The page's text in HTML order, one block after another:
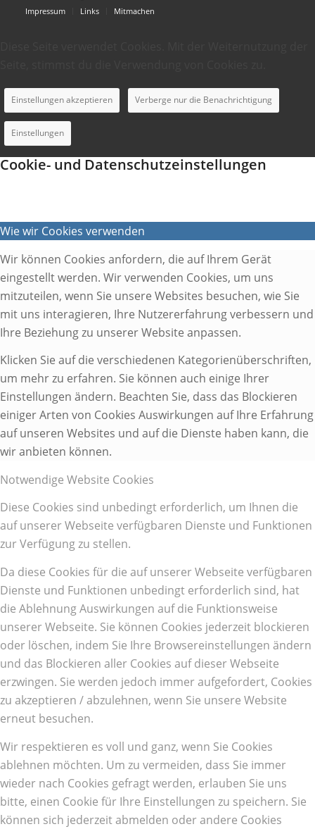
Impressum
Links Mitmachen
Einstellungen akzeptieren Verberge nur die Benachrichtigung
Einstellungen
Cookie- und Datenschutzeinstellungen
Wie wir Cookies verwenden
Wir können Cookies anfordern, die auf Ihrem Gerät
eingestellt werden. Wir verwenden Cookies, um uns
mitzuteilen, wenn Sie unsere Websites besuchen, wie Sie
mit uns interagieren, Ihre Nutzererfahrung verbessern und
Ihre Beziehung zu unserer Website anpassen.
Klicken Sie auf die verschiedenen Kategorienüberschriften,
um mehr zu erfahren. Sie können auch einige Ihrer
Einstellungen ändern. Beachten Sie, dass das Blockieren
einiger Arten von Cookies Auswirkungen auf Ihre Erfahrung
auf unseren Websites und auf die Dienste haben kann, die
wir anbieten können.
Notwendige Website Cookies
Diese Cookies sind unbedingt erforderlich, um Ihnen die
auf unserer Webseite verfügbaren Dienste und Funktionen
zur Verfügung zu stellen.
Da diese Cookies für die auf unserer Webseite verfügbaren
Dienste und Funktionen unbedingt erforderlich sind, hat
die Ablehnung Auswirkungen auf die Funktionsweise
unserer Webseite. Sie können Cookies jederzeit blockieren
oder löschen, indem Sie Ihre Browsereinstellungen ändern
und das Blockieren aller Cookies auf dieser Webseite
erzwingen. Sie werden jedoch immer aufgefordert, Cookies
zu akzeptieren / abzulehnen, wenn Sie unsere Website
erneut besuchen.
Wir respektieren es voll und ganz, wenn Sie Cookies
ablehnen möchten. Um zu vermeiden, dass Sie immer
wieder nach Cookies gefragt werden, erlauben Sie uns
bitte, einen Cookie für Ihre Einstellungen zu speichern. Sie
können sich jederzeit abmelden oder andere Cookies